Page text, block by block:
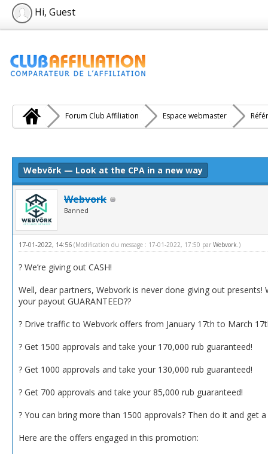
Hi, Guest
Forum Club Affiliation Espace webmaster
Webvõrk — Look at the CPA in a new way
Webvork
Banned
17-01-2022, 14:56 (Modification du message : 17-01-2022, 17:50 par Webvork.)
? We’re giving out CASH!
Well, dear partners, Webvork is never done giving out
your payout GUARANTEED??
? Drive traffic to Webvork offers from January 17th to March
? Get 1500 approvals and take your 170,000 rub guaranteed!
? Get 1000 approvals and take your 130,000 rub guaranteed!
? Get 700 approvals and take your 85,000 rub guaranteed!
? You can bring more than 1500 approvals? Then do it and get
Here are the offers engaged in this promotion: